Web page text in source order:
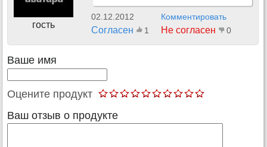
гость
02.12.2012 Комментировать
Согласен 1 Не согласен 0
Ваше имя
Оцените продукт
Ваш отзыв о продукте